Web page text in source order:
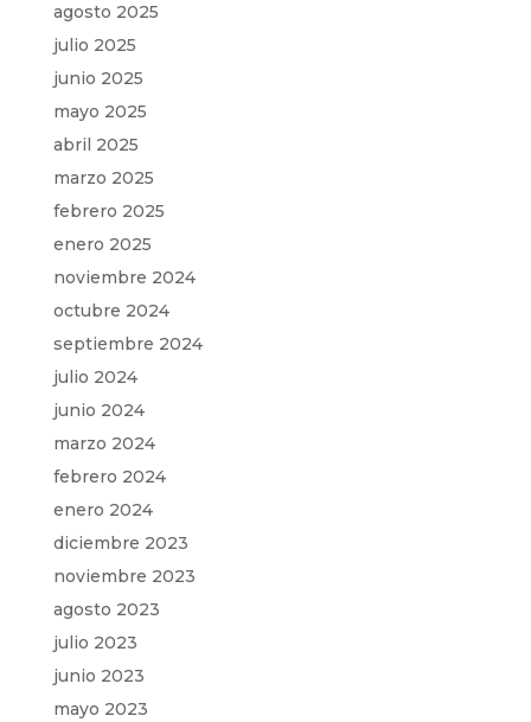
agosto 2025
julio 2025
junio 2025
mayo 2025
abril 2025
marzo 2025
febrero 2025
enero 2025
noviembre 2024
octubre 2024
septiembre 2024
julio 2024
junio 2024
marzo 2024
febrero 2024
enero 2024
diciembre 2023
noviembre 2023
agosto 2023
julio 2023
junio 2023
mayo 2023